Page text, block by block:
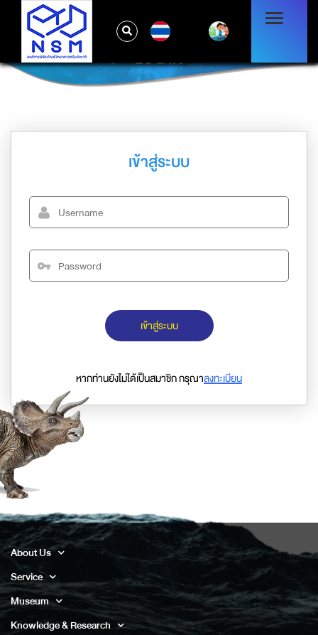
LOG IN
เข้าสู่ระบบ
เข้าสู่ระบบ
หากท่านยังไม่ได้เป็นสมาชิก กรุณาลงทะเบียน
About Us
Service
Museum
Knowledge & Research